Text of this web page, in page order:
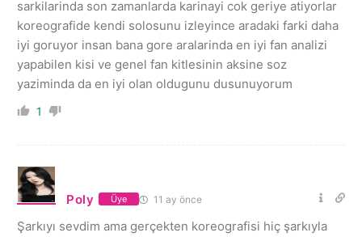
sarkilarinda son zamanlarda karinayi cok geriye atiyorlar
koreografide kendi solosunu izleyince aradaki farki daha
iyi goruyor insan bana gore aralarinda en iyi fan analizi
yapabilen kisi ve genel fan kitlesinin aksine soz
yaziminda da en iyi olan oldugunu dusunuyorum
1
Poly Üye 11 ay önce
Şarkıyı sevdim ama gerçekten koreografisi hiç şarkıyla